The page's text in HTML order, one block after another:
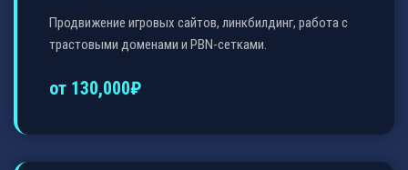
Продвижение игровых сайтов, линкбилдинг, работа с
трастовыми доменами и PBN-сетками.
от 130,000₽